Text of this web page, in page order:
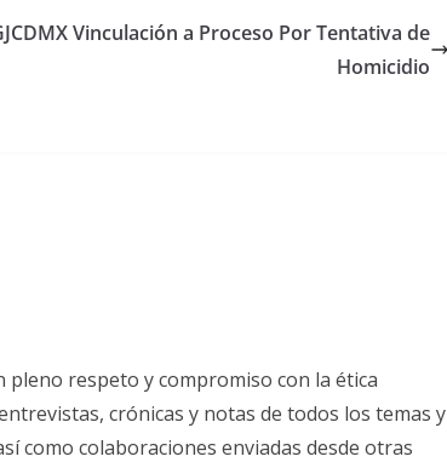
Vinculación a Proceso Por Tentativa de
Homicidio
pleno respeto y compromiso con la ética
crónicas y notas de todos los temas y
como colaboraciones enviadas desde otras